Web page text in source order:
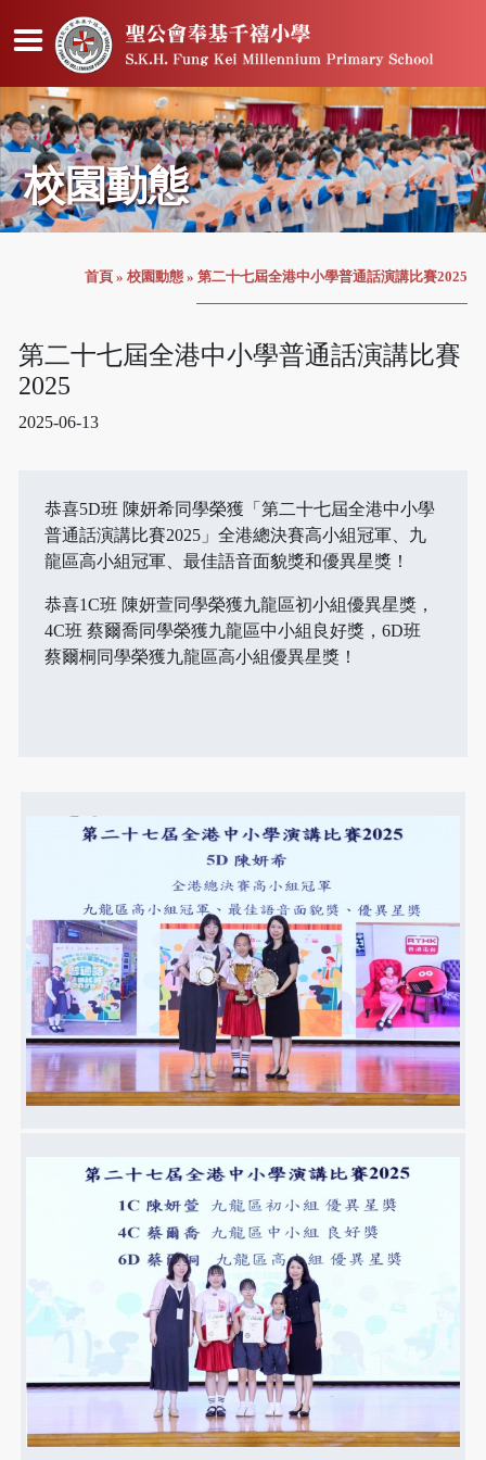
校園動態
首頁 » 校園動態 » 第二十七屆全港中小學普通話演講比賽2025
第二十七屆全港中小學普通話演講比賽
2025
2025-06-13
恭喜5D班 陳妍希同學榮獲「第二十七屆全港中小學
普通話演講比賽2025」全港總決賽高小組冠軍、九
龍區高小組冠軍、最佳語音面貌獎和優異星獎！
恭喜1C班 陳妍萱同學榮獲九龍區初小組優異星獎，
4C班 蔡爾喬同學榮獲九龍區中小組良好獎，6D班
蔡爾桐同學榮獲九龍區高小組優異星獎！